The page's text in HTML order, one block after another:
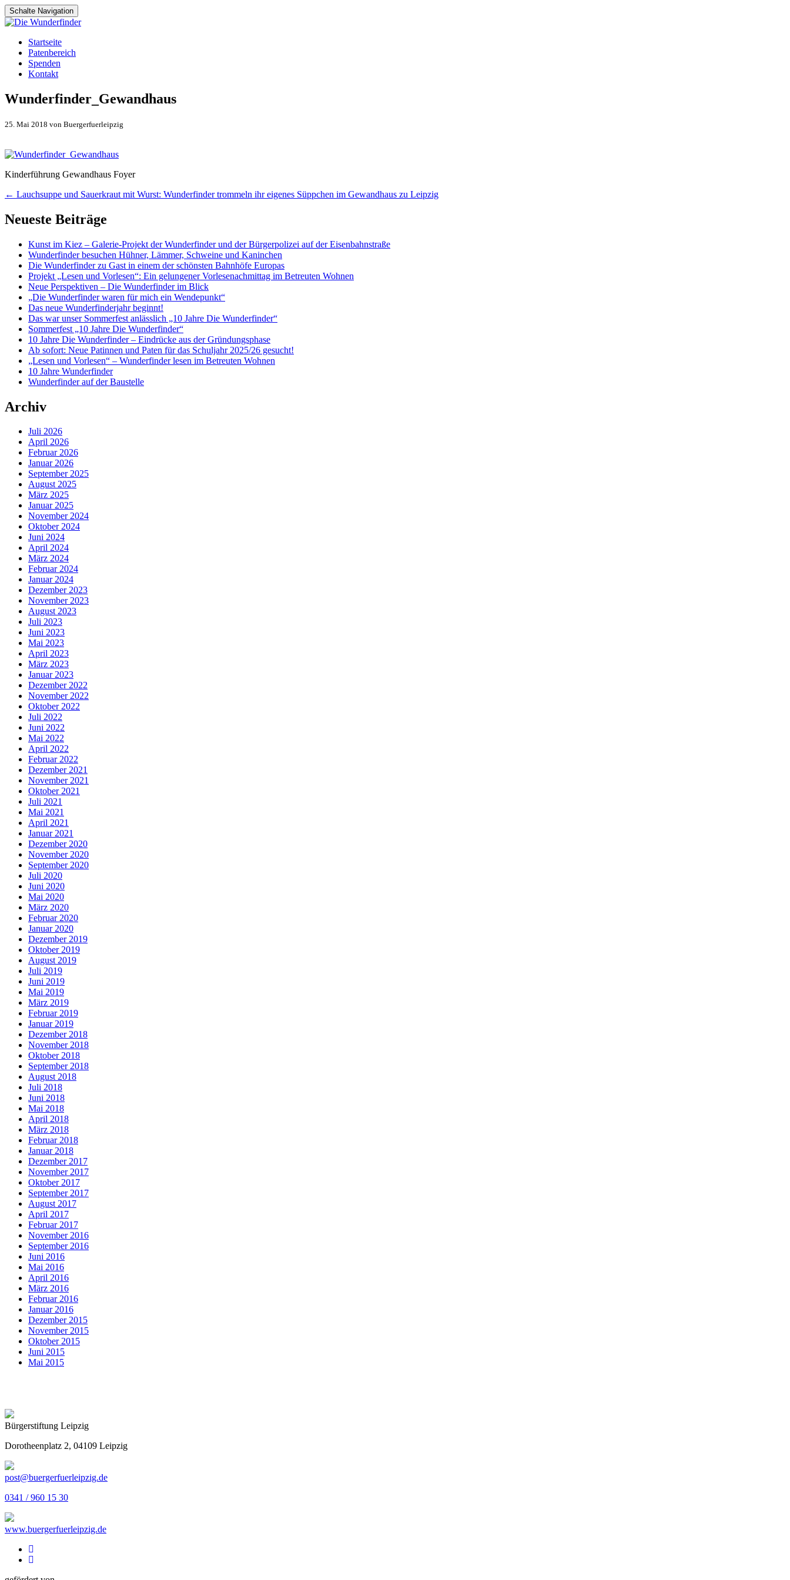
Schalte Navigation
Zum
Inhalt
springen
Startseite
Patenbereich
Spenden
Kontakt
Wunderfinder_Gewandhaus
25. Mai 2018 von Buergerfuerleipzig
Kinderführung Gewandhaus Foyer
Artikel-
Navigation
← Lauchsuppe und Sauerkraut mit Wurst: Wunderfinder trommeln ihr eigenes Süppchen im Gewandhaus zu Leipzig
Neueste Beiträge
Kunst im Kiez – Galerie-Projekt der Wunderfinder und der Bürgerpolizei auf der Eisenbahnstraße
Wunderfinder besuchen Hühner, Lämmer, Schweine und Kaninchen
Die Wunderfinder zu Gast in einem der schönsten Bahnhöfe Europas
Projekt „Lesen und Vorlesen“: Ein gelungener Vorlesenachmittag im Betreuten Wohnen
Neue Perspektiven – Die Wunderfinder im Blick
„Die Wunderfinder waren für mich ein Wendepunkt“
Das neue Wunderfinderjahr beginnt!
Das war unser Sommerfest anlässlich „10 Jahre Die Wunderfinder“
Sommerfest „10 Jahre Die Wunderfinder“
10 Jahre Die Wunderfinder – Eindrücke aus der Gründungsphase
Ab sofort: Neue Patinnen und Paten für das Schuljahr 2025/26 gesucht!
„Lesen und Vorlesen“ – Wunderfinder lesen im Betreuten Wohnen
10 Jahre Wunderfinder
Wunderfinder auf der Baustelle
Archiv
Juli 2026
April 2026
Februar 2026
Januar 2026
September 2025
August 2025
März 2025
Januar 2025
November 2024
Oktober 2024
Juni 2024
April 2024
März 2024
Februar 2024
Januar 2024
Dezember 2023
November 2023
August 2023
Juli 2023
Juni 2023
Mai 2023
April 2023
März 2023
Januar 2023
Dezember 2022
November 2022
Oktober 2022
Juli 2022
Juni 2022
Mai 2022
April 2022
Februar 2022
Dezember 2021
November 2021
Oktober 2021
Juli 2021
Mai 2021
April 2021
Januar 2021
Dezember 2020
November 2020
September 2020
Juli 2020
Juni 2020
Mai 2020
März 2020
Februar 2020
Januar 2020
Dezember 2019
Oktober 2019
August 2019
Juli 2019
Juni 2019
Mai 2019
März 2019
Februar 2019
Januar 2019
Dezember 2018
November 2018
Oktober 2018
September 2018
August 2018
Juli 2018
Juni 2018
Mai 2018
April 2018
März 2018
Februar 2018
Januar 2018
Dezember 2017
November 2017
Oktober 2017
September 2017
August 2017
April 2017
Februar 2017
November 2016
September 2016
Juni 2016
Mai 2016
April 2016
März 2016
Februar 2016
Januar 2016
Dezember 2015
November 2015
Oktober 2015
Juni 2015
Mai 2015
Bürgerstiftung Leipzig
Dorotheenplatz 2, 04109 Leipzig
post@buergerfuerleipzig.de
0341 / 960 15 30
www.buergerfuerleipzig.de